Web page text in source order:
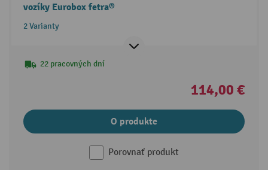
vozíky Eurobox fetra®
2 Varianty
22 pracovných dní
114,00 €
O produkte
Porovnať produkt